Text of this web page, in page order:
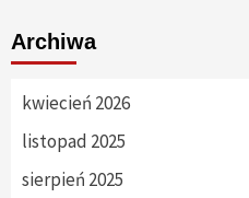
Archiwa
kwiecień 2026
listopad 2025
sierpień 2025